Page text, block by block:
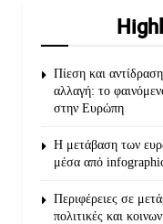
Πίεση και
αλλαγή: το
στην Ευρώπη
Η μετάβαση των
μέσα από
Περιφέρειες σε
πολιτικές και